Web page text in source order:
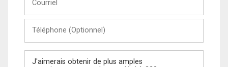
(Optionnel)
Message